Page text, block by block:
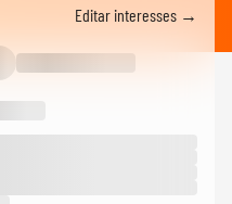
Editar interesses →